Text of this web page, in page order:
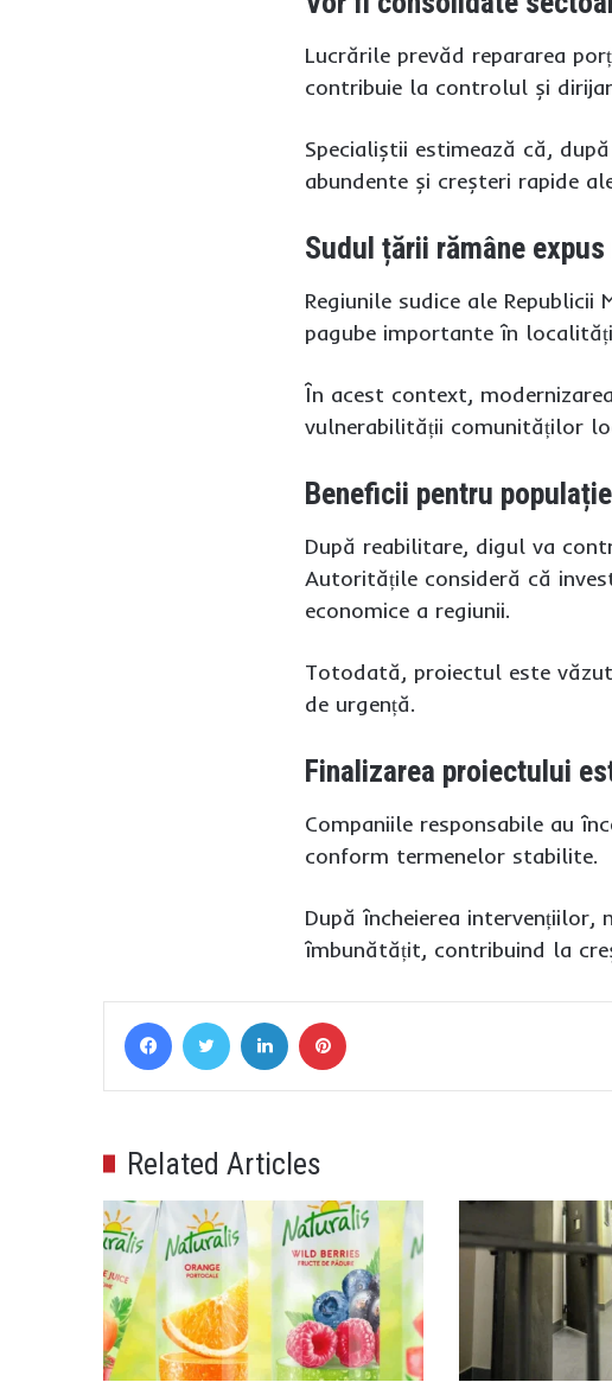
Lucrările prevăd repararea
contribuie la controlul și
Specialiștii estimează că,
abundente și creșteri rapide
Sudul țării rămâne
Regiunile sudice ale
pagube importante în
În acest context,
vulnerabilității comunităților
Beneficii pentru
După reabilitare, digul va
Autoritățile consideră că
economice a regiunii.
Totodată, proiectul este
de urgență.
Finalizarea proiectului
Companiile responsabile au
conform termenelor stabilite.
După încheierea
îmbunătățit, contribuind la
FacebookTwitter LinkedIn
Related Articles